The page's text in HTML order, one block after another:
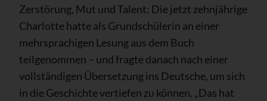
Zerstörung, Mut und Talent: Die jetzt zehnjährige
Charlotte hatte als Grundschülerin an einer
mehrsprachigen Lesung aus dem Buch
teilgenommen – und fragte danach nach einer
vollständigen Übersetzung ins Deutsche, um sich
in die Geschichte vertiefen zu können. „Das hat